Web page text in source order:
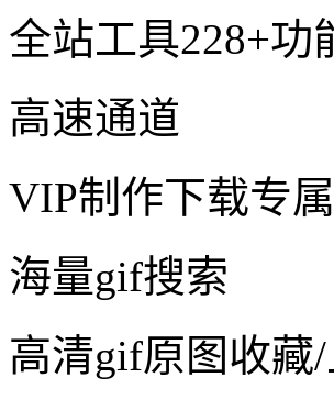
全站工具228+功
高速通道
VIP制作下载专
海量gif搜索
高清gif原图收藏